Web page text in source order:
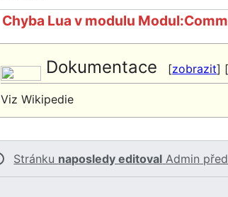
Chyba Lua v modulu
Dokumentace [zobrazit]
Viz Wikipedie
Stránku naposledy editoval Admin